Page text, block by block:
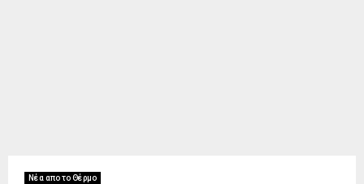
Νέα απο το Θέρμο